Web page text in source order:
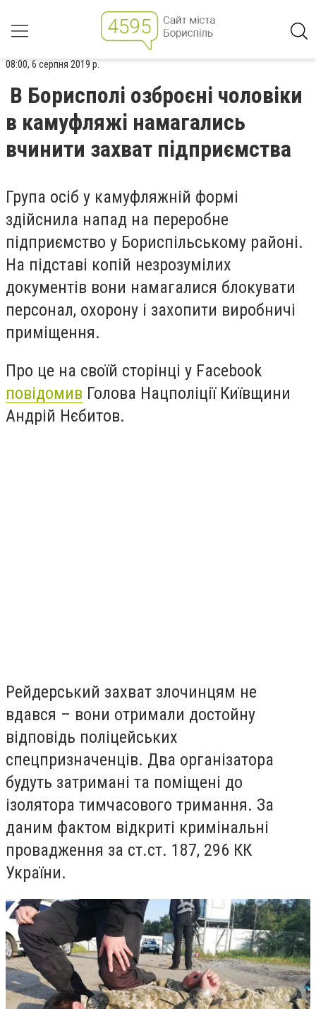
08:00, 6 серпня 2019 р.
В Борисполі озброєні чоловіки
в камуфляжі намагались
вчинити захват підприємства
Група осіб у камуфляжній формі
здійснила напад на переробне
підприємство у Бориспільському районі.
На підставі копій незрозумілих
документів вони намагалися блокувати
персонал, охорону і захопити виробничі
приміщення.
Про це на своїй сторінці у Facebook
повідомив Голова Нацполіції Київщини
Андрій Нєбитов.
Рейдерський захват злочинцям не
вдався – вони отримали достойну
відповідь поліцейських
спецпризначенців. Два організатора
будуть затримані та поміщені до
ізолятора тимчасового тримання. За
даним фактом відкриті кримінальні
провадження за ст.ст. 187, 296 КК
України.